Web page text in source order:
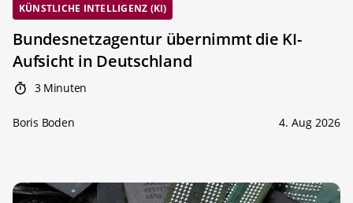
KÜNSTLICHE INTELLIGENZ (KI)
Bundesnetzagentur übernimmt die KI-
Aufsicht in Deutschland
3 Minuten
Boris Boden 4. Aug 2026